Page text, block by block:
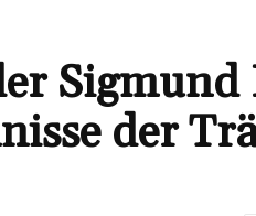
Sigmund
der